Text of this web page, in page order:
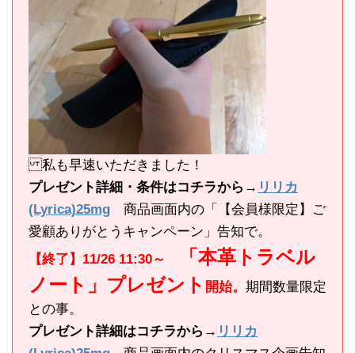
私も早速いただきました！
プレゼント詳細・条件はコチラから→ リリカ
(Lyrica)25mg 商品画面内の「【会員様限定】ご
愛顧ありがとうキャンペーン」告知で。
【終了】11/26 11:30～
「本革トラベル
ノート」プレゼント 開始。 期間数量限定
との事。
プレゼント詳細はコチラから→ リリカ